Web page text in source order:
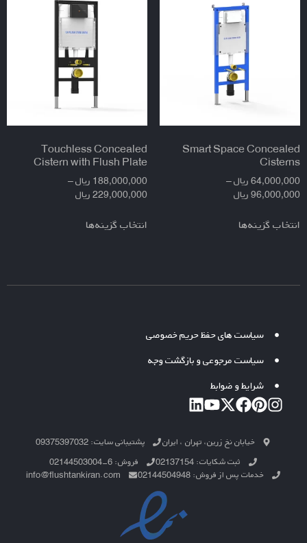
Smart Space Concealed
Cisterns
64,000,000 ریال–
96,000,000 ریال
انتخاب گزینه‌ها
Touchless Concealed
Cistern with Flush Plate
188,000,000 ریال–
229,000,000 ریال
انتخاب گزینه‌ها
سیاست های حفظ حریم خصوصی
سیاست مرجوعی و بازگشت وجه
شرایط و ضوابط
خیابان نخ زرین، تهران ، ایران
پشتیبانی سایت: 09375397032
ثبت شکایات: 02137154
فروش: 6-02144503004
خدمات پس از فروش: 02144504948
info@flushtankiran.com